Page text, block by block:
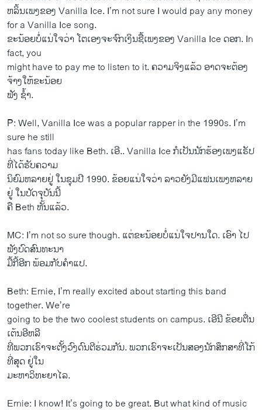
ຫລິ້ນ​ເພງ​ຂອງ Vanilla Ice. I’m not sure I would pay any money
for a Vanilla Ice song.
ຂະ​ນ້ອຍ​ບໍ່​ແນ່​ໃຈ​ວ່າ ​ໂຕ​ເອງຈະ​ຈົກ​ເງິນ​ຊື້​ເພ​ງຂອງ Vanilla Ice ດອກ. In
fact, you
might have to pay me to listen to it. ຄວາມ​ຈິງ​ແລ້ວ ອາດ​ຈະ​ຕ້ອງ​
ຈ້າງ​ໃຫ້​ຂະ​ນ້ອຍ
​ຟັງ​ ຊໍ້າ.
P: Well, Vanilla Ice was a popular rapper in the 1990s. I’m
sure he still
has fans today like Beth. ​ເອີ.. Vanilla Ice ກໍ​ເປັນ​ນັກ​ຮ້ອງ​ເພງ​ແຣັປ
ທີ່ໄດ້​ຮັບຄວາມ
ນິຍົມ​ຫລາຍ​ຢູ່ ໃນ​ຊຸມ​ປີ 1990. ຂ້ອຍ​ແນ່​ໃຈ​ວ່າ ລາວ​ຍັງ​ມີ​ແຟນ​ເພງ​ຫລາຍ​
ຢູ່ ​ໃນ​ປັດຈຸບັນນີ້
ຄື Beth ຫັ້ນ​ແລ້ວ.
MC: I’m not so sure though. ​ແຕ່​ຂະ​ນ້ອຍ​ບໍ່​ແນ່​ໃຈ​ປານ​ໃດ. ​ເອົາ ​ໄປ​
ຟັງ​ບົດ​ສົນທະນາ
ມື້​ກີ້​ອີກ ພ້ອມ​ກັບ​ຄໍາ​ແປ.
Beth: Ernie, I’m really excited about starting this band
together. We’re
going to be the two coolest students on campus. ​ເອີນີ ຂ້ອຍ​ຕື່ນ
ເຕ້ນ​ອີ​ຫລີ
ທີ່​ພວກ​ເຮົາ​ຈະ​ຕັ້ງ​ວົງ​ດົນຕີ​ຮ່ວມ​ກັນ. ພວກ​ເຮົາ​ຈະ​ເປັນ​ສອງ​ນັກ​ສຶກສາ​ທີ່​ໂກ້​
ທີ່​ສຸດ ຢູ່​ໃນ
ມະຫາ​ວິ​ທະຍາ​ໄລ.
Ernie: I know! It’s going to be great. But what kind of music